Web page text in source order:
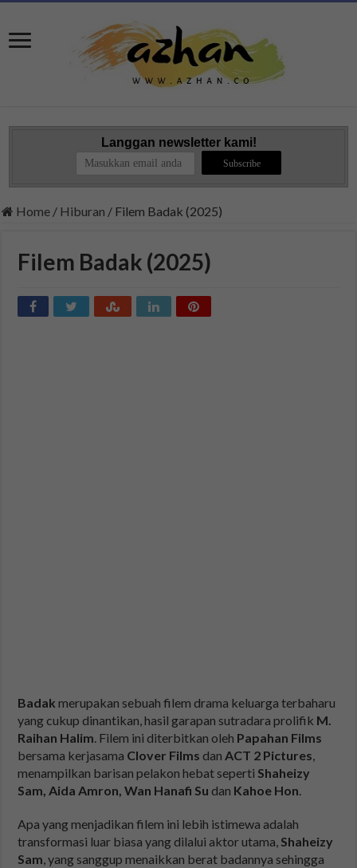
Langgan newsletter kami!
Home / Hiburan / Filem Badak (2025)
Filem Badak (2025)
Badak merupakan sebuah filem drama keluarga terbaharu
yang cukup dinantikan, hasil garapan sutradara prolifik M.
Raihan Halim. Filem ini diterbitkan oleh Papahan Films
bersama kerjasama Clover Films danACT 2 Pictures,
menampilkan barisan pelakon hebat seperti Shaheizy
Sam, Aida Amron, Wan Hanafi Su dan Kahoe Hon.
Apa yang menjadikan filem ini lebih istimewa adalah
transformasi luar biasa yang dilalui aktor utama, Shaheizy
Sam, yang sanggup menaikkan berat badannya sehingga